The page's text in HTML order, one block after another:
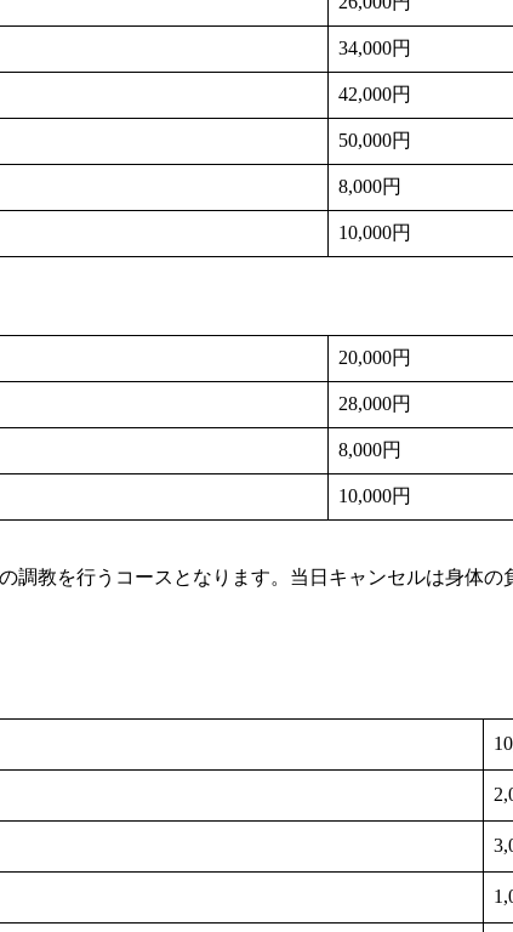
34,000円
42,000円
50,000円
8,000円
10,000円
20,000円
28,000円
8,000円
10,000円
教を行うコースとなります。当日キャンセルは身体